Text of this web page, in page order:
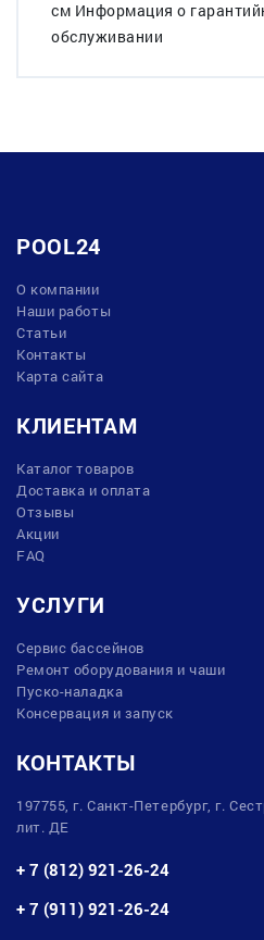
см Информация о
обслуживании
POOL24
О компании
Наши работы
Статьи
Контакты
Карта сайта
КЛИЕНТАМ
Каталог товаров
Доставка и оплата
Отзывы
Акции
FAQ
УСЛУГИ
Сервис бассейнов
Ремонт оборудования и чаши
Пуско-наладка
Консервация и запуск
КОНТАКТЫ
197755, г. Санкт-Петербург, г.
лит. ДЕ
+ 7 (812) 921-26-24
+ 7 (911) 921-26-24